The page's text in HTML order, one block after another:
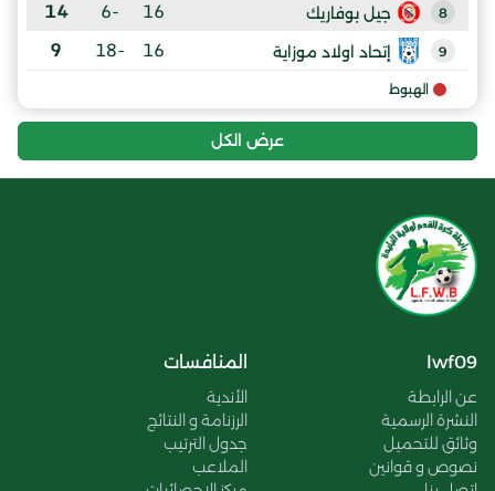
8 جيل بوفاريك 16
-6
14
9 إتحاد اولاد موزاية 16
-18
9
الهبوط
عرض الكل
lwf09
عن الرابطة
النشرة الرسمية
وثائق للتحميل
نصوص و قوانين
المنافسات
الأندية
الرزنامة و النتائج
جدول الترتيب
الملاعب